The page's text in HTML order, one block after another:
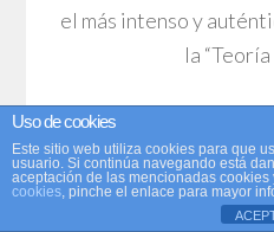
el más intenso y
la
Uso de cookies
Este sitio web utiliza cookies para que
usuario. Si continúa navegando está
aceptación de las mencionadas
cookies, pinche el enlace para mayor